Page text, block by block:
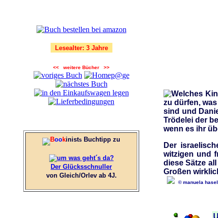
Lesealter: 3 Jahre
<< weitere Bücher >>
Bookinists Buchtipp zu
Der Glücksschnuller
von Gleich/Orlev ab 4J.
Welches
zu dürfen,
sind und
Trödelei der
wenn es ihr
Der
witzigen und
diese Sätze
Großen
© manuela